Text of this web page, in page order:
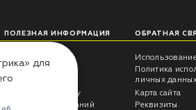
ПОЛЕЗНАЯ ИНФОРМАЦИЯ
Советы технолога
Инструкции
Вопросы -ответы
Гарантия на краску
Результаты испытаний
ОБРАТНАЯ
Политика
личных
Карта сайта
Реквизиты
для